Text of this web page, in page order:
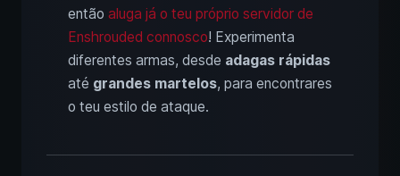
então aluga já o teu próprio servidor de
Enshrouded connosco! Experimenta
diferentes armas, desde adagas rápidas
até grandes martelos, para encontrares
o teu estilo de ataque.